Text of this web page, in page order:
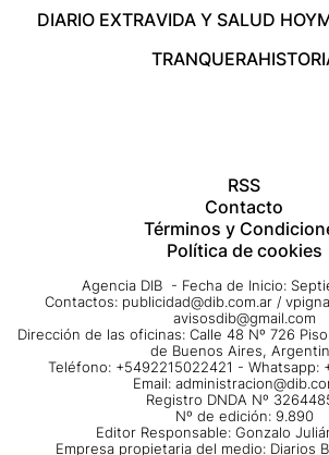
DIARIO EXTRAVIDA Y SALUD HOY
TRANQUERA
RSS
Contacto
Términos y
Política de cookies
Agencia DIB - Fecha de Inicio:
Contactos: publicidad@dib.com.ar /
avisosdib@gmail.com
Dirección de las oficinas: Calle 48 Nº 726
de Buenos Aires,
Teléfono: +5492215022421 - Whatsapp:
Email:
Registro DNDA Nº
Nº de edición: 9.890
Editor Responsable: Gonzalo
Empresa propietaria del medio: Diarios